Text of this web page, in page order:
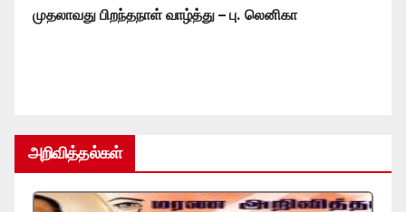
முதலாவது பிறந்தநாள் வாழ்த்து – பு. லெனிகா
அறிவித்தல்கள்